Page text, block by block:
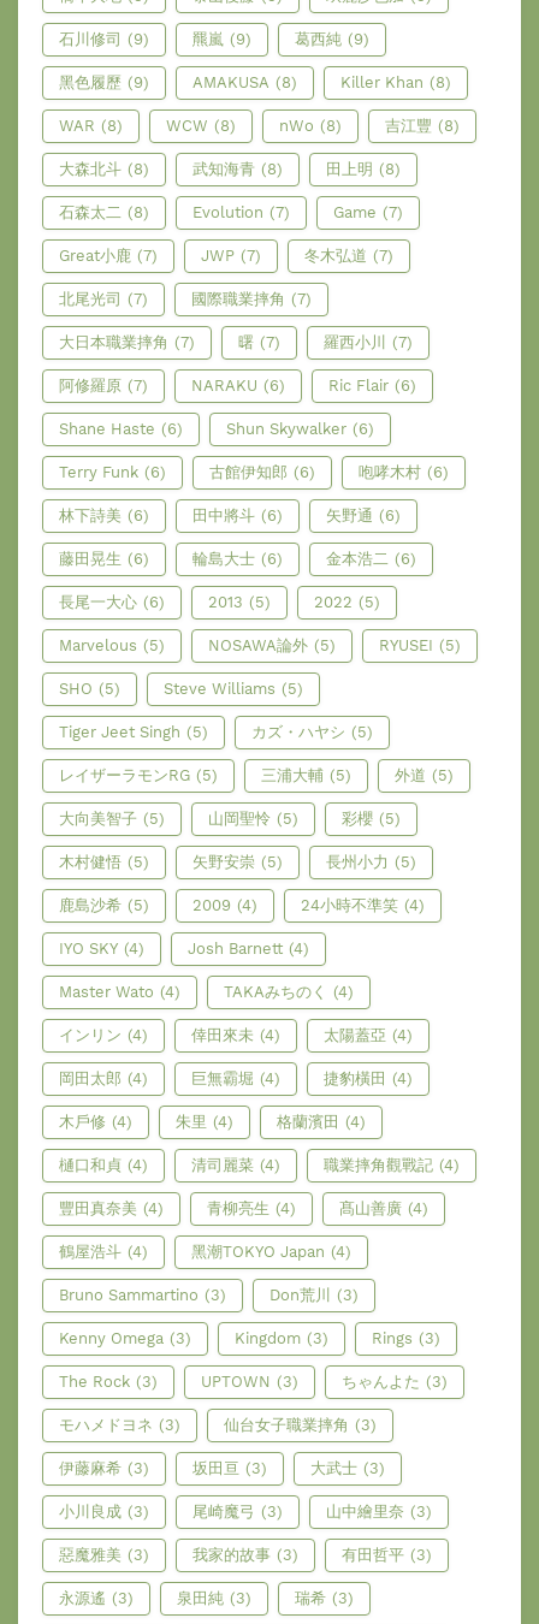
石川修司 (9) 羆嵐 (9) 葛西純 (9)
黑色履歷 (9) AMAKUSA (8) Killer Khan (8)
WAR (8) WCW (8) nWo (8) 吉江豐 (8)
大森北斗 (8) 武知海青 (8) 田上明 (8)
石森太二 (8) Evolution (7) Game (7)
Great小鹿 (7) JWP (7) 冬木弘道 (7)
北尾光司 (7) 國際職業摔角 (7)
大日本職業摔角 (7) 曙 (7) 羅西小川 (7)
阿修羅原 (7) NARAKU (6) Ric Flair (6)
Shane Haste (6) Shun Skywalker (6)
Terry Funk (6) 古館伊知郎 (6) 咆哮木村 (6)
林下詩美 (6) 田中將斗 (6) 矢野通 (6)
藤田晃生 (6) 輪島大士 (6) 金本浩二 (6)
長尾一大心 (6) 2013 (5) 2022 (5)
Marvelous (5) NOSAWA論外 (5) RYUSEI (5)
SHO (5) Steve Williams (5)
Tiger Jeet Singh (5) カズ・ハヤシ (5)
レイザーラモンRG (5) 三浦大輔 (5) 外道 (5)
大向美智子 (5) 山岡聖怜 (5) 彩櫻 (5)
木村健悟 (5) 矢野安崇 (5) 長州小力 (5)
鹿島沙希 (5) 2009 (4) 24小時不準笑 (4)
IYO SKY (4) Josh Barnett (4)
Master Wato (4) TAKAみちのく (4)
インリン (4) 倖田來未 (4) 太陽蓋亞 (4)
岡田太郎 (4) 巨無霸堀 (4) 捷豹橫田 (4)
木戶修 (4) 朱里 (4) 格蘭濱田 (4)
樋口和貞 (4) 清司麗菜 (4) 職業摔角觀戰記 (4)
豐田真奈美 (4) 青柳亮生 (4) 髙山善廣 (4)
鶴屋浩斗 (4) 黑潮TOKYO Japan (4)
Bruno Sammartino (3) Don荒川 (3)
Kenny Omega (3) Kingdom (3) Rings (3)
The Rock (3) UPTOWN (3) ちゃんよた (3)
モハメドヨネ (3) 仙台女子職業摔角 (3)
伊藤麻希 (3) 坂田亘 (3) 大武士 (3)
小川良成 (3) 尾崎魔弓 (3) 山中繪里奈 (3)
惡魔雅美 (3) 我家的故事 (3) 有田哲平 (3)
永源遙 (3) 泉田純 (3) 瑞希 (3)